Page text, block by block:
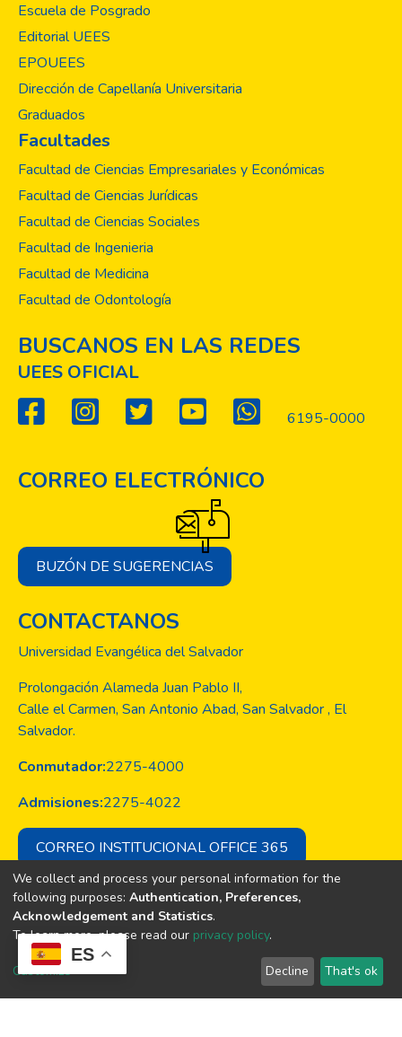
ES
Escuela de Posgrado
Editorial UEES
EPOUEES
Dirección de Capellanía Universitaria
Graduados
Facultades
Facultad de Ciencias Empresariales y Económicas
Facultad de Ciencias Jurídicas
Facultad de Ciencias Sociales
Facultad de Ingenieria
Facultad de Medicina
Facultad de Odontología
BUSCANOS EN LAS REDES
UEES OFICIAL
6195-0000
CORREO ELECTRÓNICO
BUZÓN DE SUGERENCIAS
CONTACTANOS
Universidad Evangélica del Salvador
Prolongación Alameda Juan Pablo II,
Calle el Carmen, San Antonio Abad, San Salvador , El
Salvador.
Conmutador:2275-4000
Admisiones:2275-4022
CORREO INSTITUCIONAL OFFICE 365
Copyright © Todos los derechos son
de la Universidad Evangélica de El
We collect and process your personal information for the
following purposes: Authentication, Preferences,
Acknowledgement and Statistics.
To learn more, please read our privacy policy.
Customize Decline That's ok